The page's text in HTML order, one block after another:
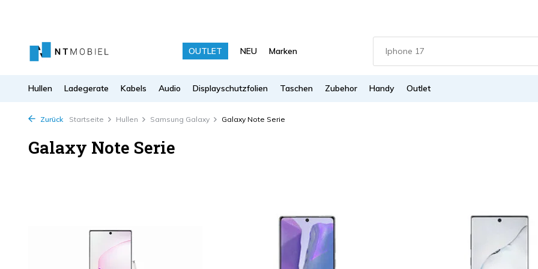
OUTLET NEU Marken
Hullen Ladegerate Kabels Audio Displayschutzfolien Taschen Zubehor Handy Outlet
Zurück Startseite Hullen Samsung Galaxy Galaxy Note Serie
Galaxy Note Serie